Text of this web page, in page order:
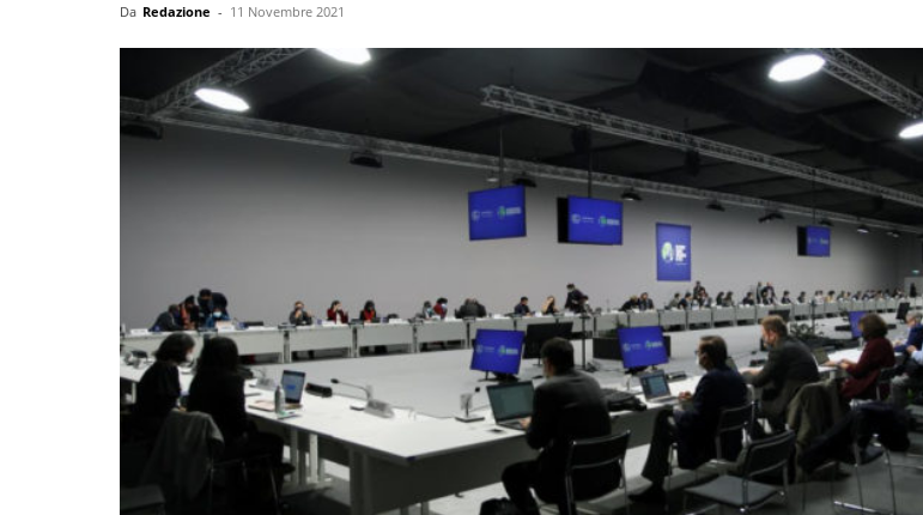
Da Redazione - 11 Novembre 2021